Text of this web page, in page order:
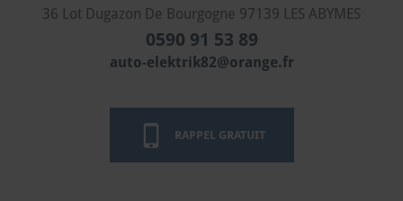
36 Lot Dugazon De Bourgogne 97139 LES ABYMES
0590 91 53 89
auto-elektrik82@orange.fr
RAPPEL GRATUIT